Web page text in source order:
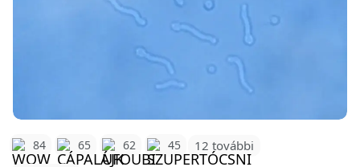
84 65 62 45 12 további